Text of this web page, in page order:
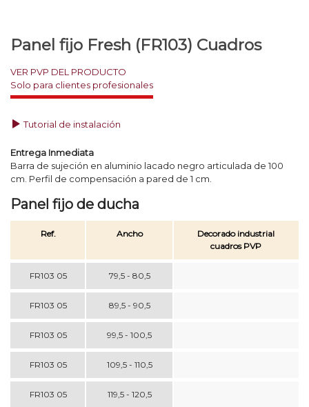
Panel fijo Fresh (FR103) Cuadros
VER PVP DEL PRODUCTO
Tutorial de instalación
Entrega Inmediata
Barra de sujeción en aluminio lacado negro articulada de 100
cm. Perfil de compensación a pared de 1 cm.
Panel fijo de ducha
Ref. Ancho
Decorado industrial
cuadros PVP
FR103 05 79,5 - 80,5
FR103 05 89,5 - 90,5
FR103 05 99,5 - 100,5
FR103 05 109,5 - 110,5
FR103 05 119,5 - 120,5